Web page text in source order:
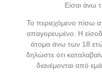
Είσαι άνω
Το περιεχόμενο πίσω
απαγορευμένο. Η
άτομα άνω των 18
δηλώστε ότι
διανέμονται από